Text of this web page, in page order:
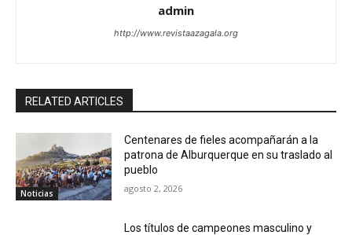
admin
http://www.revistaazagala.org
RELATED ARTICLES
Noticias
Centenares de fieles acompañarán a la
patrona de Alburquerque en su traslado al
pueblo
agosto 2, 2026
Los títulos de campeones masculino y